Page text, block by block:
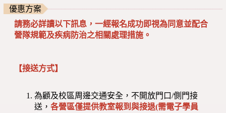
優惠方案
請務必詳讀以下訊息，一經報名成功即視為同意並配合
營隊規範及疾病防治之相關處理措施。
【接送方式】
為顧及校區周邊交通安全，不開放門口/側門接
送，各營區僅提供教室報到與接退(需電子學員